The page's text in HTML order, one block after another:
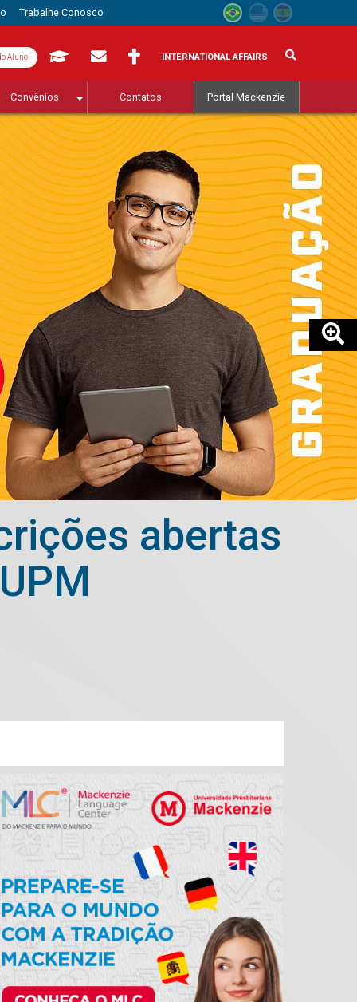
Trabalhe Conosco
Aluno INTERNATIONAL AFFAIRS
Convênios Contatos Portal Mackenzie
abertas